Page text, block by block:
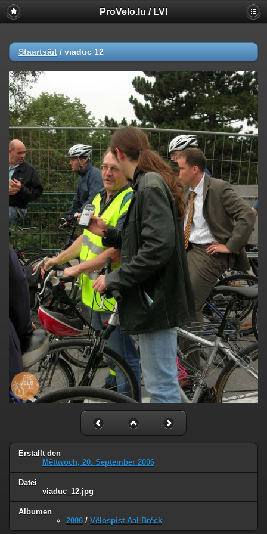
ProVelo.lu / LVI
Staartsäit / viaduc 12
Erstallt den
Mëttwoch, 20. September 2006
Datei
viaduc_12.jpg
Albumen
2006 / Vëlospist Aal Bréck